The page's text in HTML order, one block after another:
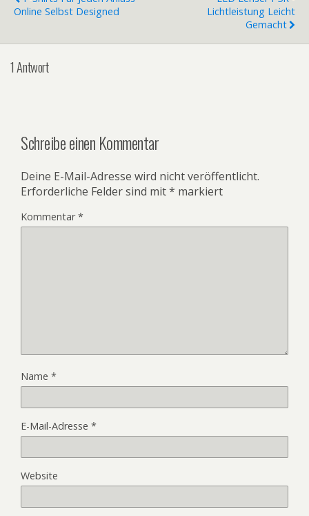
Online Selbst Designed
Lichtleistung Leicht
Gemacht
1 Antwort
Schreibe einen Kommentar
Deine E-Mail-Adresse wird nicht veröffentlicht.
Erforderliche Felder sind mit* markiert
Kommentar*
Name *
E-Mail-Adresse *
Website